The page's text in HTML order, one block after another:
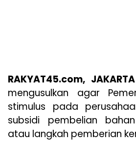
RAKYAT45.com,
mengusulkan agar
stimulus pada
subsidi pembelian
atau langkah pemberian